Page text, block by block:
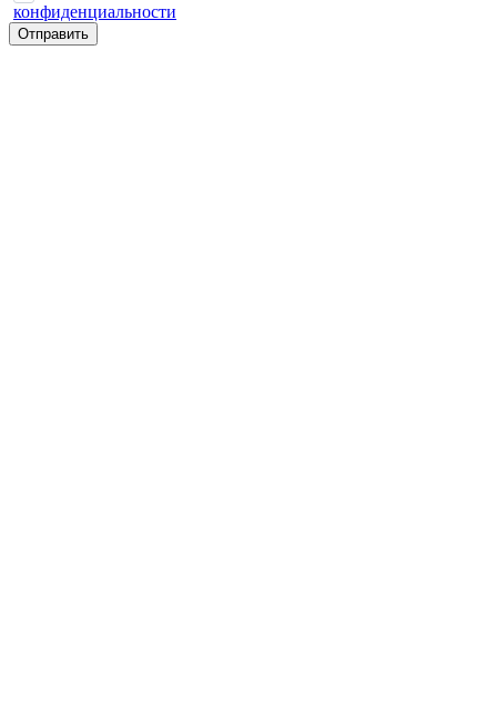
конфиденциальности